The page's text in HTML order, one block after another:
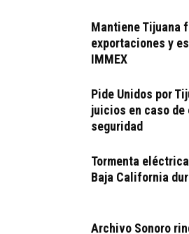
Mantiene Tijuana
exportaciones y
IMMEX
Pide Unidos por
juicios en caso
seguridad
Tormenta
Baja California
Archivo Sonoro